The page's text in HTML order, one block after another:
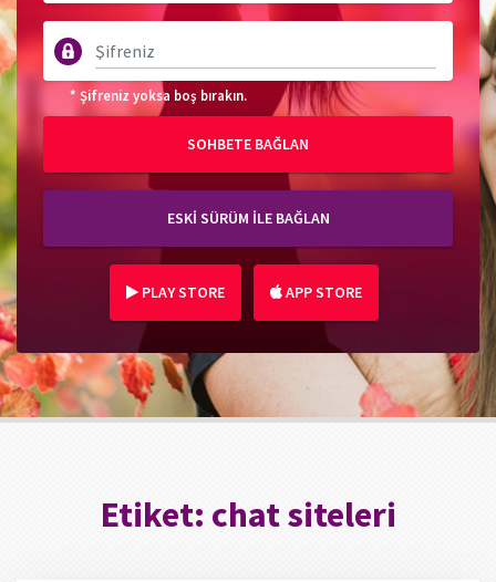
* Şifreniz yoksa boş bırakın.
SOHBETE BAĞLAN
ESKİ SÜRÜM İLE BAĞLAN
PLAY STORE APP STORE
Etiket: chat siteleri